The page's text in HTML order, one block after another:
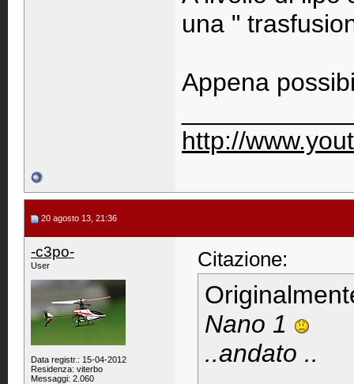
una "
Appena
http://
20 agosto 13, 21:36
-c3po-
User
Data registr.: 15-04-2012
Residenza: viterbo
Messaggi: 2.060
Citazione:
Nano 1
..andato ..